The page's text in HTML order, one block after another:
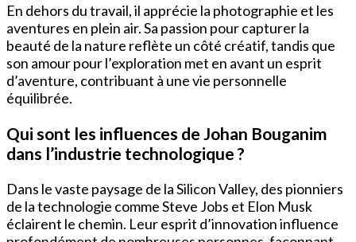
En dehors du travail, il apprécie la photographie et les
aventures en plein air. Sa passion pour capturer la
beauté de la nature reflète un côté créatif, tandis que
son amour pour l’exploration met en avant un esprit
d’aventure, contribuant à une vie personnelle
équilibrée.
Qui sont les influences de Johan Bouganim
dans l’industrie technologique ?
Dans le vaste paysage de la Silicon Valley, des pionniers
de la technologie comme Steve Jobs et Elon Musk
éclairent le chemin. Leur esprit d’innovation influence